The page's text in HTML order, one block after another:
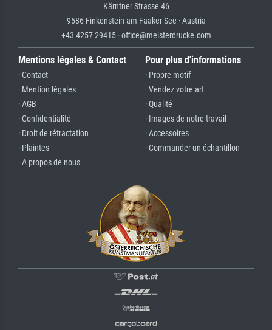
Kärntner Strasse 46
9586 Finkenstein am Faaker See · Austria
+43 4257 29415 · office@meisterdrucke.com
Mentions légales & Contact
· Contact
· Mention légales
· AGB
· Confidentialité
· Droit de rétractation
· Plaintes
· A propos de nous
Pour plus d'informations
· Propre motif
· Vendez votre art
· Qualité
· Images de notre travail
· Accessoires
· Commander un échantillon